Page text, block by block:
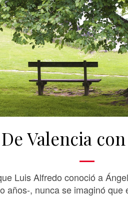
De Valencia
Luis Alfredo conoció a
años-, nunca se imaginó que